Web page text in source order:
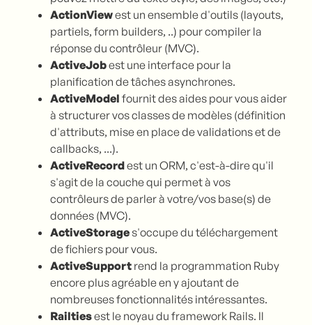
ActionViewest un ensemble d'outils (layouts,
partiels, form builders, ..) pour compiler la
réponse du contrôleur (MVC).
ActiveJobest une interface pour la
planification de tâches asynchrones.
ActiveModel fournit des aides pour vous aider
à structurer vos classes de modèles (définition
d'attributs, mise en place de validations et de
callbacks, ...).
ActiveRecordest un ORM, c'est-à-dire qu'il
s'agit de la couche qui permet à vos
contrôleurs de parler à votre/vos base(s) de
données (MVC).
ActiveStorages'occupe du téléchargement
de fichiers pour vous.
ActiveSupport rend la programmation Ruby
encore plus agréable en y ajoutant de
nombreuses fonctionnalités intéressantes.
Railtiesest le noyau du framework Rails. Il